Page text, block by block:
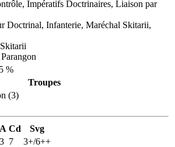
Impératifs Doctrinaires, Liaison par
Doctrinal, Infanterie, Maréchal Skitarii,
%
Troupes
(3)
A Cd
Svg
3 7 3+/6++